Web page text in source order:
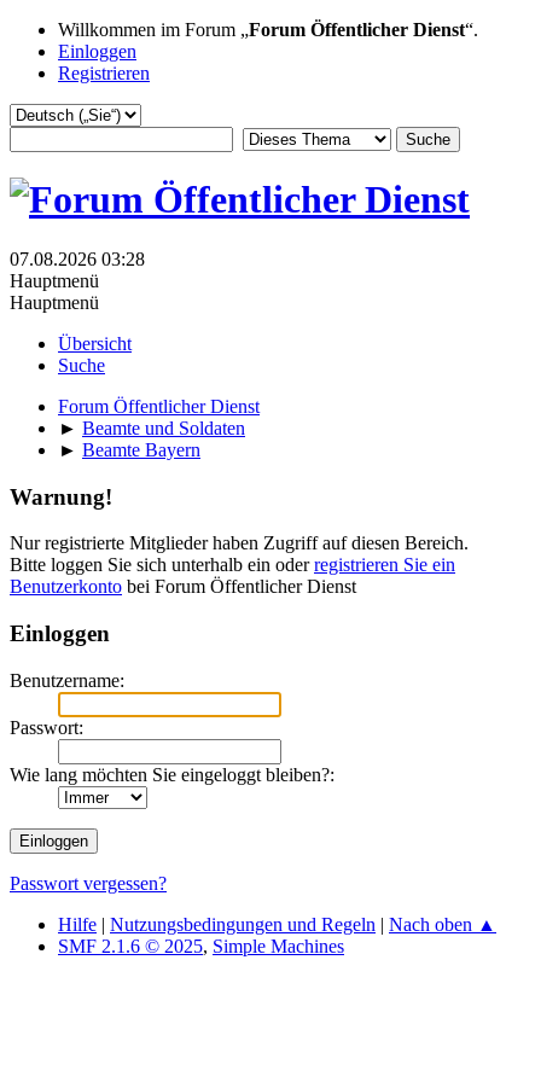
Willkommen im Forum „Forum Öffentlicher Dienst“.
Einloggen
Registrieren
07.08.2026 03:28
Hauptmenü
Hauptmenü
Übersicht
Suche
Forum Öffentlicher Dienst
► Beamte und Soldaten
► Beamte Bayern
Warnung!
Nur registrierte Mitglieder haben Zugriff auf diesen Bereich.
Bitte loggen Sie sich unterhalb ein oderregistrieren Sie ein
Benutzerkonto bei Forum Öffentlicher Dienst
Einloggen
Benutzername:
Passwort:
Wie lang möchten Sie eingeloggt bleiben?:
Passwort vergessen?
Hilfe | Nutzungsbedingungen und Regeln | Nach oben ▲
SMF 2.1.6 © 2025, Simple Machines